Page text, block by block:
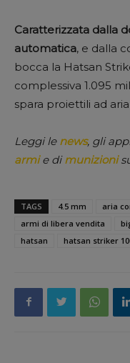
Caratterizzata dalla
automatica, e dalla
bocca la Hatsan
complessiva 1.095
spara proiettili ad
Leggi le news, gli
armie dimunizioni
TAGS 4.5 mm aria
armi di libera vendita
hatsan
hatsan striker